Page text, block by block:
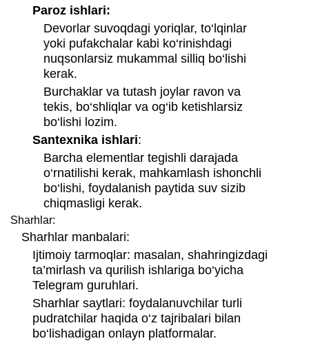
Paroz ishlari:
Devorlar suvoqdagi yoriqlar, to‘lqinlar
yoki pufakchalar kabi ko‘rinishdagi
nuqsonlarsiz mukammal silliq bo‘lishi
kerak.
Burchaklar va tutash joylar ravon va
tekis, bo‘shliqlar va og‘ib ketishlarsiz
bo‘lishi lozim.
Santexnika ishlari:
Barcha elementlar tegishli darajada
o‘rnatilishi kerak, mahkamlash ishonchli
bo‘lishi, foydalanish paytida suv sizib
chiqmasligi kerak.
Sharhlar:
Sharhlar manbalari:
Ijtimoiy tarmoqlar: masalan, shahringizdagi
ta’mirlash va qurilish ishlariga bo‘yicha
Telegram guruhlari.
Sharhlar saytlari: foydalanuvchilar turli
pudratchilar haqida o‘z tajribalari bilan
bo‘lishadigan onlayn platformalar.